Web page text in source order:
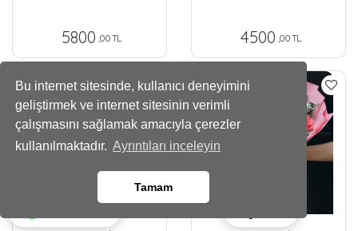
Bu internet sitesinde, kullanıcı deneyimini
geliştirmek ve internet sitesinin verimli
çalışmasını sağlamak amacıyla çerezler
kullanılmaktadır. Ayrıntıları inceleyin
Tamam
5800 ,00 TL 4500 ,00 TL